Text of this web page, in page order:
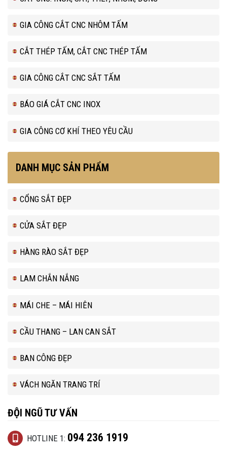
GIA CÔNG CẮT CNC NHÔM TẤM
CẮT THÉP TẤM, CẮT CNC THÉP TẤM
GIA CÔNG CẮT CNC SẮT TẤM
BÁO GIÁ CẮT CNC INOX
GIA CÔNG CƠ KHÍ THEO YÊU CẦU
DANH MỤC SẢN PHẨM
CỔNG SẮT ĐẸP
CỬA SẮT ĐẸP
HÀNG RÀO SẮT ĐẸP
LAM CHẮN NẮNG
MÁI CHE – MÁI HIÊN
CẦU THANG – LAN CAN SẮT
BAN CÔNG ĐẸP
VÁCH NGĂN TRANG TRÍ
ĐỘI NGŨ TƯ VẤN
HOTLINE 1: 094 236 1919